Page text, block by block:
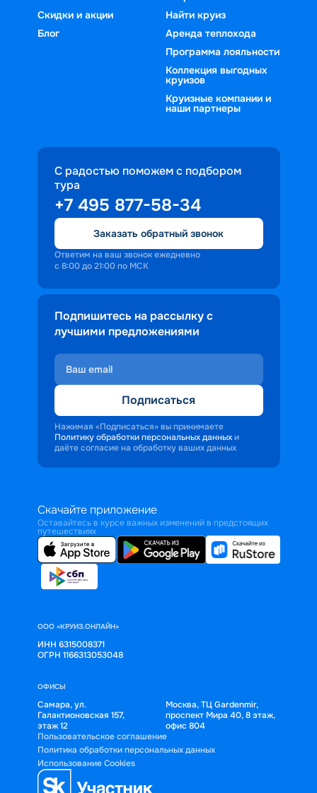
Скидки и акции
Блог
Найти круиз
Аренда теплохода
Программа лояльности
Коллекция выгодных
круизов
Круизные компании и
наши партнеры
С радостью поможем с подбором
тура
+7 495 877-58-34
Заказать обратный звонок
Ответим на ваш звонок ежедневно
с 8:00 до 21:00 по МСК
Подпишитесь на рассылку с
лучшими предложениями
Подписаться
Нажимая «Подписаться» вы принимаете
Политику обработки персональных данных и
даёте согласие на обработку ваших данных
Скачайте приложение
Оставайтесь в курсе важных изменений в предстоящих
путешествиях
ООО «КРУИЗ.ОНЛАЙН»
ИНН 6315008371
ОГРН 1166313053048
ОФИСЫ
Самара, ул.
Галактионовская 157,
этаж 12
Москва, ТЦ Gardenmir,
проспект Мира 40, 8 этаж,
офис 804
Пользовательское соглашение
Политика обработки персональных данных
Использование Cookies